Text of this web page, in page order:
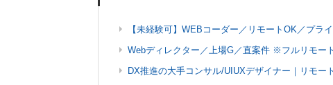
【未経験可】WEBコーダー／リモートOK／プラ
Webディレクター／上場G／直案件 ※フルリモー
DX推進の大手コンサル/UIUXデザイナー｜リモー